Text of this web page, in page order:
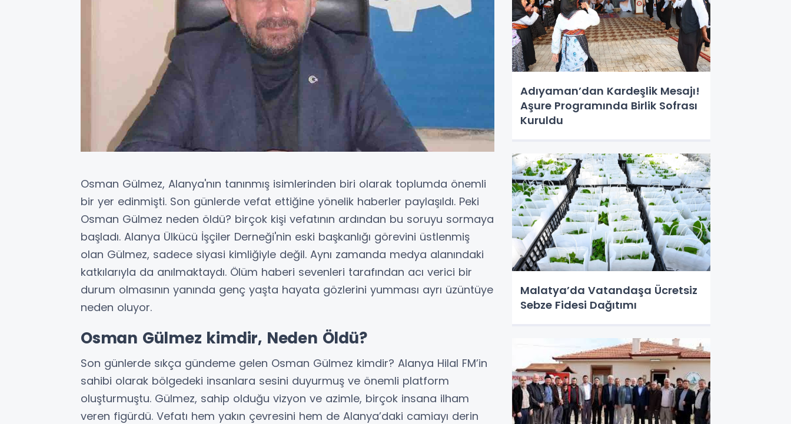
Osman Gülmez, Alanya'nın tanınmış isimlerinden biri olarak toplumda önemli
bir yer edinmişti. Son günlerde vefat ettiğine yönelik haberler paylaşıldı. Peki
Osman Gülmez neden öldü? birçok kişi vefatının ardından bu soruyu sormaya
başladı. Alanya Ülkücü İşçiler Derneği'nin eski başkanlığı görevini üstlenmiş
olan Gülmez, sadece siyasi kimliğiyle değil. Aynı zamanda medya alanındaki
katkılarıyla da anılmaktaydı. Ölüm haberi sevenleri tarafından acı verici bir
durum olmasının yanında genç yaşta hayata gözlerini yumması ayrı üzüntüye
neden oluyor.
Osman Gülmez kimdir, Neden Öldü?
Son günlerde sıkça gündeme gelen Osman Gülmez kimdir? Alanya Hilal FM’in
sahibi olarak bölgedeki insanlara sesini duyurmuş ve önemli platform
oluşturmuştu. Gülmez, sahip olduğu vizyon ve azimle, birçok insana ilham
veren figürdü. Vefatı hem yakın çevresini hem de Alanya’daki camiayı derin
Adıyaman’dan Kardeşlik Mesajı!
Aşure Programında Birlik Sofrası
Kuruldu
Malatya’da Vatandaşa Ücretsiz
Sebze Fidesi Dağıtımı